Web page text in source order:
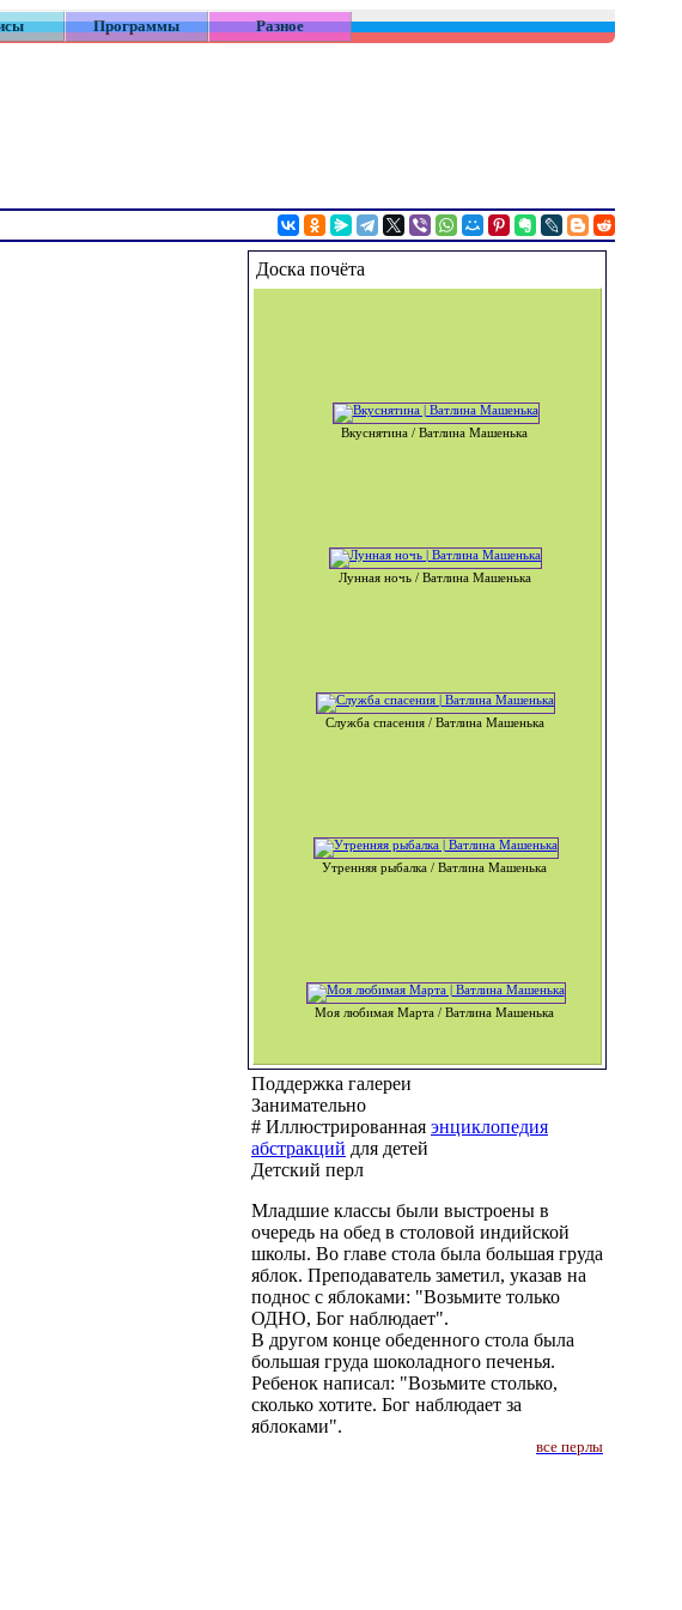
Программы Разное
Доска почёта
Вкуснятина / Ватлина Машенька
Лунная ночь / Ватлина Машенька
Служба спасения / Ватлина Машенька
Утренняя рыбалка / Ватлина Машенька
Моя любимая Марта / Ватлина Машенька
Поддержка галереи
Занимательно
# Иллюстрированная энциклопедия
абстракций для детей
Детский перл
Младшие классы были выстроены в
очередь на обед в столовой индийской
школы. Во главе стола была большая груда
яблок. Преподаватель заметил, указав на
поднос с яблоками: "Возьмите только
ОДНО, Бог наблюдает".
В другом конце обеденного стола была
большая груда шоколадного печенья.
Ребенок написал: "Возьмите столько,
сколько хотите. Бог наблюдает за
яблоками".
все перлы